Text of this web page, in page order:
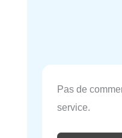
Pas de
service.